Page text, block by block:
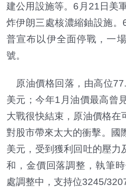
建公用設施等。6月21日美
炸伊朗三處核濃縮鈾設施
普宣布以伊全面停戰，一
號。
原油價格回落，由高位
美元；今年1月油價最高曾
大戰很快結束，原油價格在
對股市帶來太大的衝擊。國
美元，受到獲利回吐的壓力
和，金價回落調整，執筆
處調整中，支持位3245/